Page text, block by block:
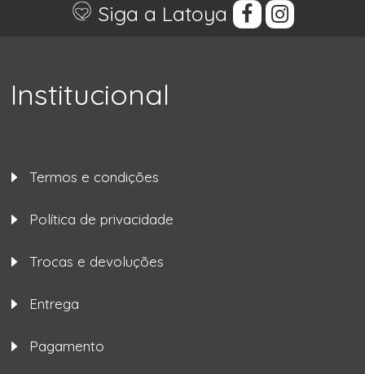
Siga a Latoya
Institucional
Termos e condições
Política de privacidade
Trocas e devoluções
Entrega
Pagamento